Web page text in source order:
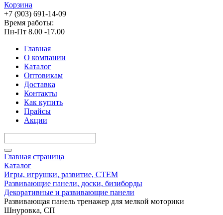
Корзина
+7 (903) 691-14-09
Время работы:
Пн-Пт 8.00 -17.00
Главная
О компании
Каталог
Оптовикам
Доставка
Контакты
Как купить
Прайсы
Акции
Главная страница
Каталог
Игры, игрушки, развитие, СТЕМ
Развивающие панели, доски, бизиборды
Декоративные и развивающие панели
Развивающая панель тренажер для мелкой моторики
Шнуровка, СП